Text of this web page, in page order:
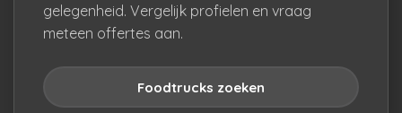
gelegenheid. Vergelijk profielen en vraag
meteen offertes aan.
Foodtrucks zoeken